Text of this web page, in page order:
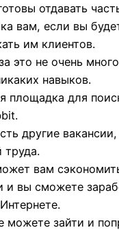
отдавать
вам, если вы
им клиентов.
это не очень
навыков.
площадка для
другие
труда.
вам
и вы сможете
можете зайти и